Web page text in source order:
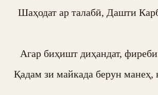
Шаҳодат ар талабӣ, Дашти
Агар биҳишт диҳандат,
Қадам зи майкада берун манеҳ,